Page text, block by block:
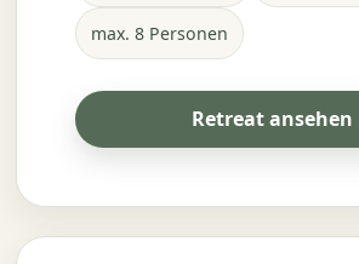
max. 8 Personen
Retreat ansehen